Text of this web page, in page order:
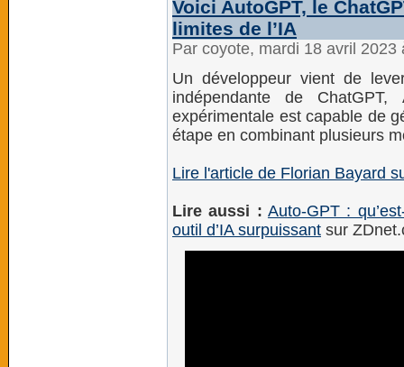
Voici AutoGPT, le
limites de l’IA
Par coyote, mardi 18 avril 2023
Un développeur vient de
indépendante de ChatGPT,
expérimentale est capable de
étape en combinant plusieurs
Lire l'article de Florian Bayard
Lire aussi : Auto-GPT :
outil d’IA surpuissant sur